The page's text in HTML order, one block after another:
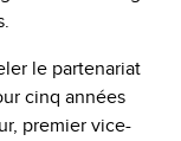
le partenariat
cinq années
premier vice-